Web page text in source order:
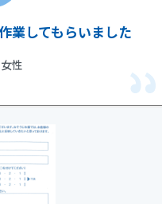
業してもらいました
性